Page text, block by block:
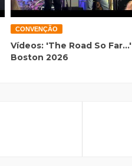
CONVENÇÃO
Vídeos: 'The Road So Far...'
Boston 2026